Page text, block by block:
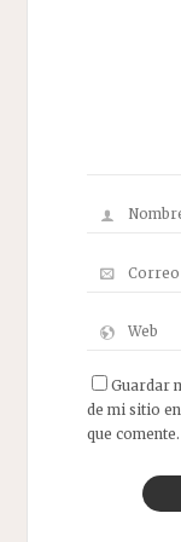
Guardar
de mi sitio
que comente.